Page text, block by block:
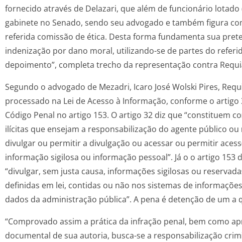
fornecido através de Delazari, que além de funcionário lotado
gabinete no Senado, sendo seu advogado e também figura
referida comissão de ética. Desta forma fundamenta sua
indenização por dano moral, utilizando-se de partes do
depoimento”, completa trecho da representação contra
Segundo o advogado de Mezadri, Icaro José Wolski Pires,
processado na Lei de Acesso à Informação, conforme o artigo
Código Penal no artigo 153. O artigo 32 diz que “constituem
ilícitas que ensejam a responsabilização do agente público ou
divulgar ou permitir a divulgação ou acessar ou permitir
informação sigilosa ou informação pessoal”. Já o o artigo 153
“divulgar, sem justa causa, informações sigilosas ou
definidas em lei, contidas ou não nos sistemas de
dados da administração pública”. A pena é detenção de um a
“Comprovado assim a prática da infração penal, bem como
documental de sua autoria, busca-se a responsabilização